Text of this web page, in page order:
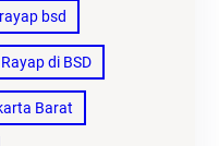
bsd
di BSD
Barat